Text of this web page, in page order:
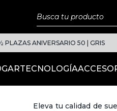
PLAZAS ANIVERSARIO 50 | GRIS
TECNOLOGÍA
Eleva tu calidad de